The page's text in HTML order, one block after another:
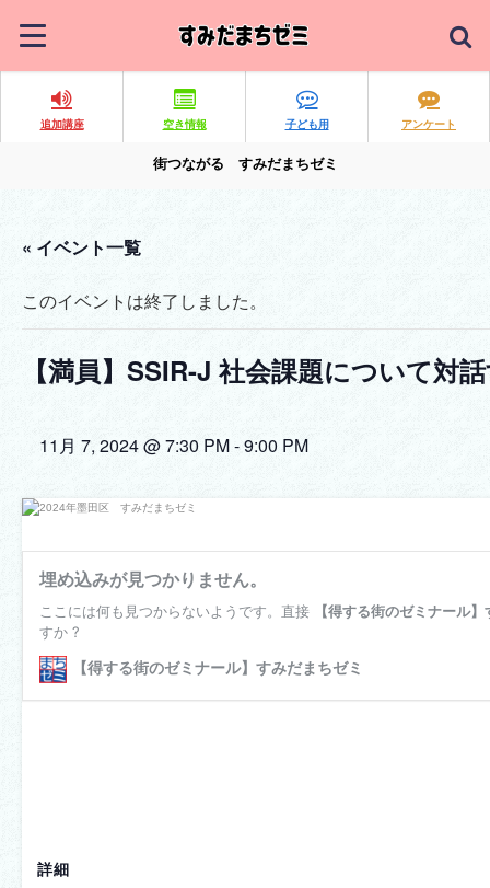
追加講座 空き情報 子ども用 アンケート
街つながる すみだまちゼミ
« イベント一覧
このイベントは終了しました。
【満員】SSIR-J 社会課題について対
11月 7, 2024 @ 7:30 PM-9:00 PM
詳細